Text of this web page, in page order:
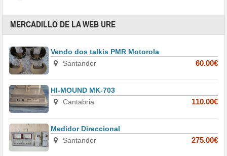
MERCADILLO DE LA WEB URE
Vendo dos talkis PMR Motorola
Santander
60.00€
HI-MOUND MK-703
Cantabria
110.00€
Medidor Direccional
Santander
275.00€